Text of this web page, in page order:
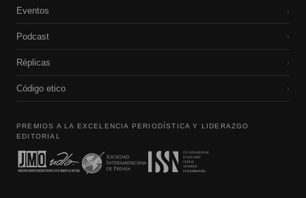
Eventos ›
Podcast ›
Réplicas ›
Código etico ›
PREMIOS A LA EXCELENCIA PERIODÍSTICA Y LIDERAZGO
EDITORIAL